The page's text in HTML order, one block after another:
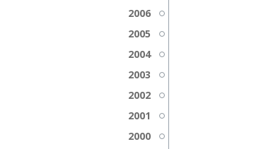
2006
2005
2004
2003
2002
2001
2000